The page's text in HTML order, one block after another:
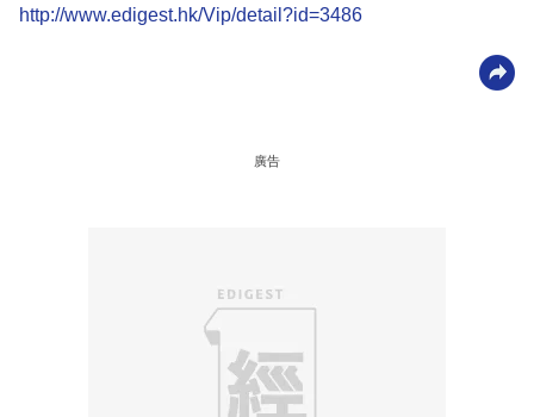
http://www.edigest.hk/Vip/detail?id=3486
廣告